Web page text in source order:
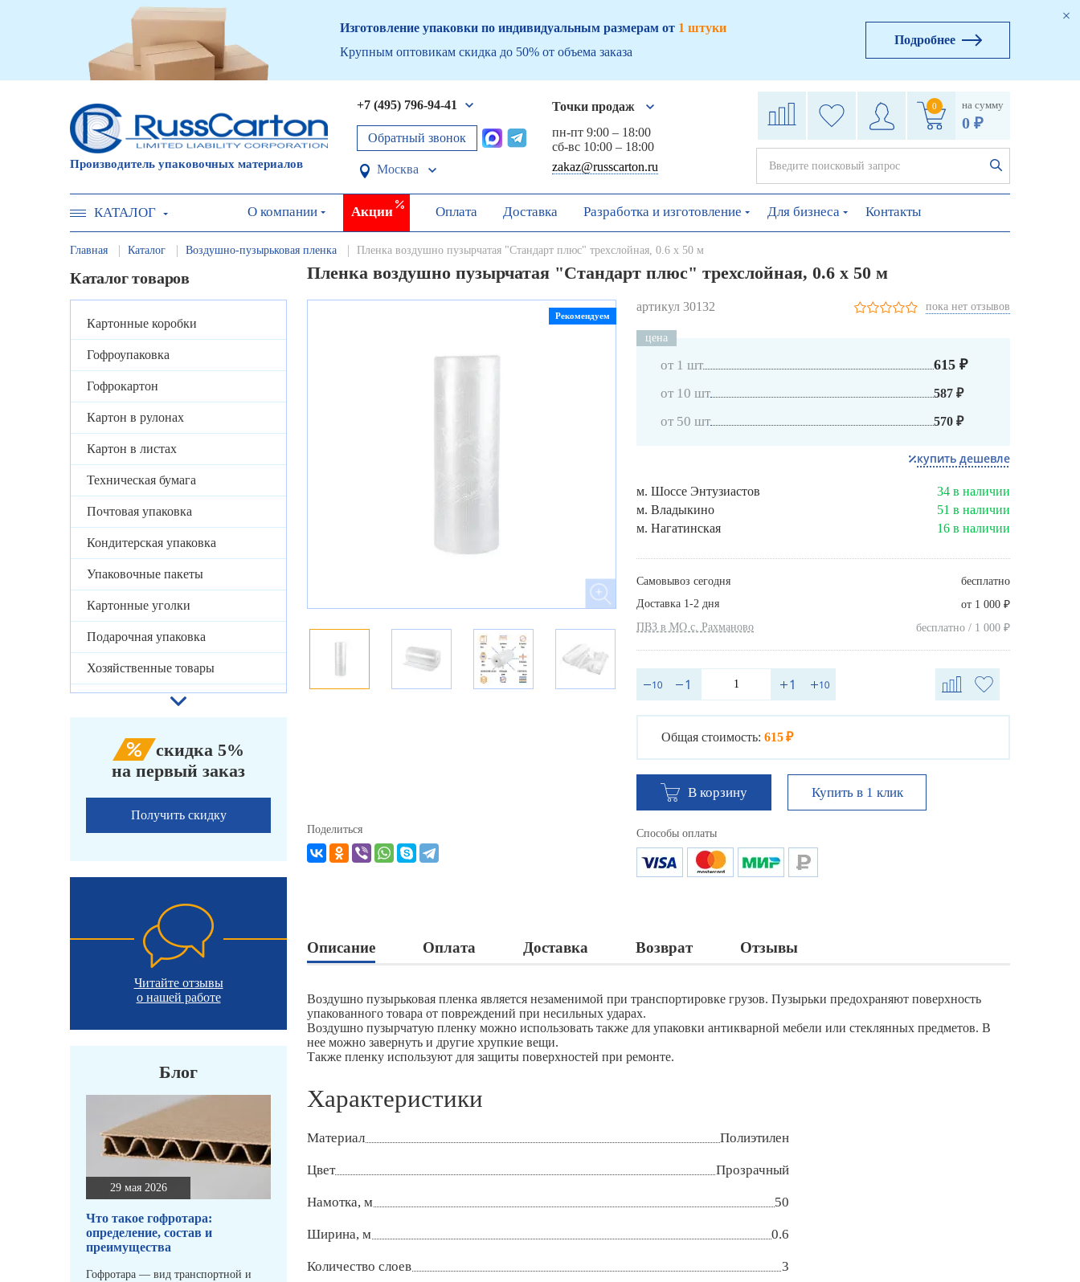
Изготовление упаковки по индивидуальным размерам от 1 штуки
Крупным оптовикам скидка до 50% от объема заказа
Подробнее
Производитель упаковочных материалов
+7 (495) 796-94-41
Обратный звонок
Москва
Точки продаж
пн-пт 9:00 – 18:00
сб-вс 10:00 – 18:00
zakaz@russcarton.ru
0 на сумму
0 ₽
КАТАЛОГ О компании Акции Оплата Доставка Разработка и изготовление Для бизнеса Контакты
Главная Каталог Воздушно-пузырьковая пленка Пленка воздушно пузырчатая "Стандарт плюс" трехслойная, 0.6 х 50 м
Каталог товаров
Картонные коробки
Гофроупаковка
Гофрокартон
Картон в рулонах
Картон в листах
Техническая бумага
Почтовая упаковка
Кондитерская упаковка
Упаковочные пакеты
Картонные уголки
Подарочная упаковка
Хозяйственные товары
скидка 5%
на первый заказ
Получить скидку
Читайте отзывы
о нашей работе
Блог
29 мая 2026
Что такое гофротара:
определение, состав и
преимущества
Гофротара — вид транспортной и
Пленка воздушно пузырчатая "Стандарт плюс" трехслойная, 0.6 х 50 м
Рекомендуем
артикул 30132 пока нет отзывов
цена
от 1 шт 615 ₽
от 10 шт 587 ₽
от 50 шт 570 ₽
купить дешевле
м. Шоссе Энтузиастов
34 в наличии
м. Владыкино
51 в наличии
м. Нагатинская
16 в наличии
Самовывоз сегодня
бесплатно
Доставка 1-2 дня
от 1 000 ₽
ПВЗ в МО с. Рахманово бесплатно / 1 000 ₽
Общая стоимость: 615 ₽
В корзину Купить в 1 клик
Поделиться Способы оплаты
Описание Оплата Доставка Возврат Отзывы
Воздушно пузырьковая пленка является незаменимой при транспортировке грузов. Пузырьки предохраняют поверхность
упакованного товара от повреждений при несильных ударах.
Воздушно пузырчатую пленку можно использовать также для упаковки антикварной мебели или стеклянных предметов. В
нее можно завернуть и другие хрупкие вещи.
Также пленку используют для защиты поверхностей при ремонте.
Характеристики
Материал Полиэтилен
Цвет Прозрачный
Намотка, м 50
Ширина, м 0.6
Количество слоев 3